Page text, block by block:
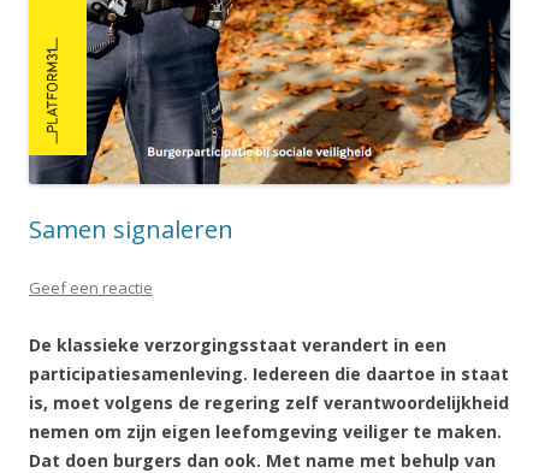
Samen signaleren
Geef een reactie
De klassieke verzorgingsstaat verandert in een
participatiesamenleving. Iedereen die daartoe in staat
is, moet volgens de regering zelf verantwoordelijkheid
nemen om zijn eigen leefomgeving veiliger te maken.
Dat doen burgers dan ook. Met name met behulp van